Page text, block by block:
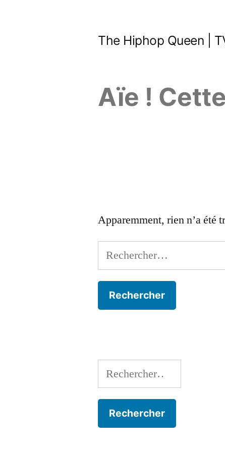
The Hiphop Queen |
Aïe !
Apparemment, rien n’a été
Rechercher :
Rechercher :